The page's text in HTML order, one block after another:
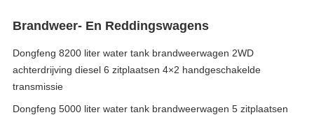
Brandweer- En Reddingswagens
Dongfeng 8200 liter water tank brandweerwagen 2WD
achterdrijving diesel 6 zitplaatsen 4×2 handgeschakelde
transmissie
Dongfeng 5000 liter water tank brandweerwagen 5 zitplaatsen